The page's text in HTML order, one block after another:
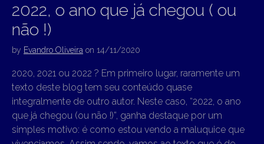
2022, o ano que já chegou ( ou
não !)
by Evandro Oliveira on 14/11/2020
2020, 2021 ou 2022 ? Em primeiro lugar, raramente um
texto deste blog tem seu conteúdo quase
integralmente de outro autor. Neste caso, “2022, o ano
que já chegou (ou não !)”, ganha destaque por um
simples motivo: é como estou vendo a maluquice que